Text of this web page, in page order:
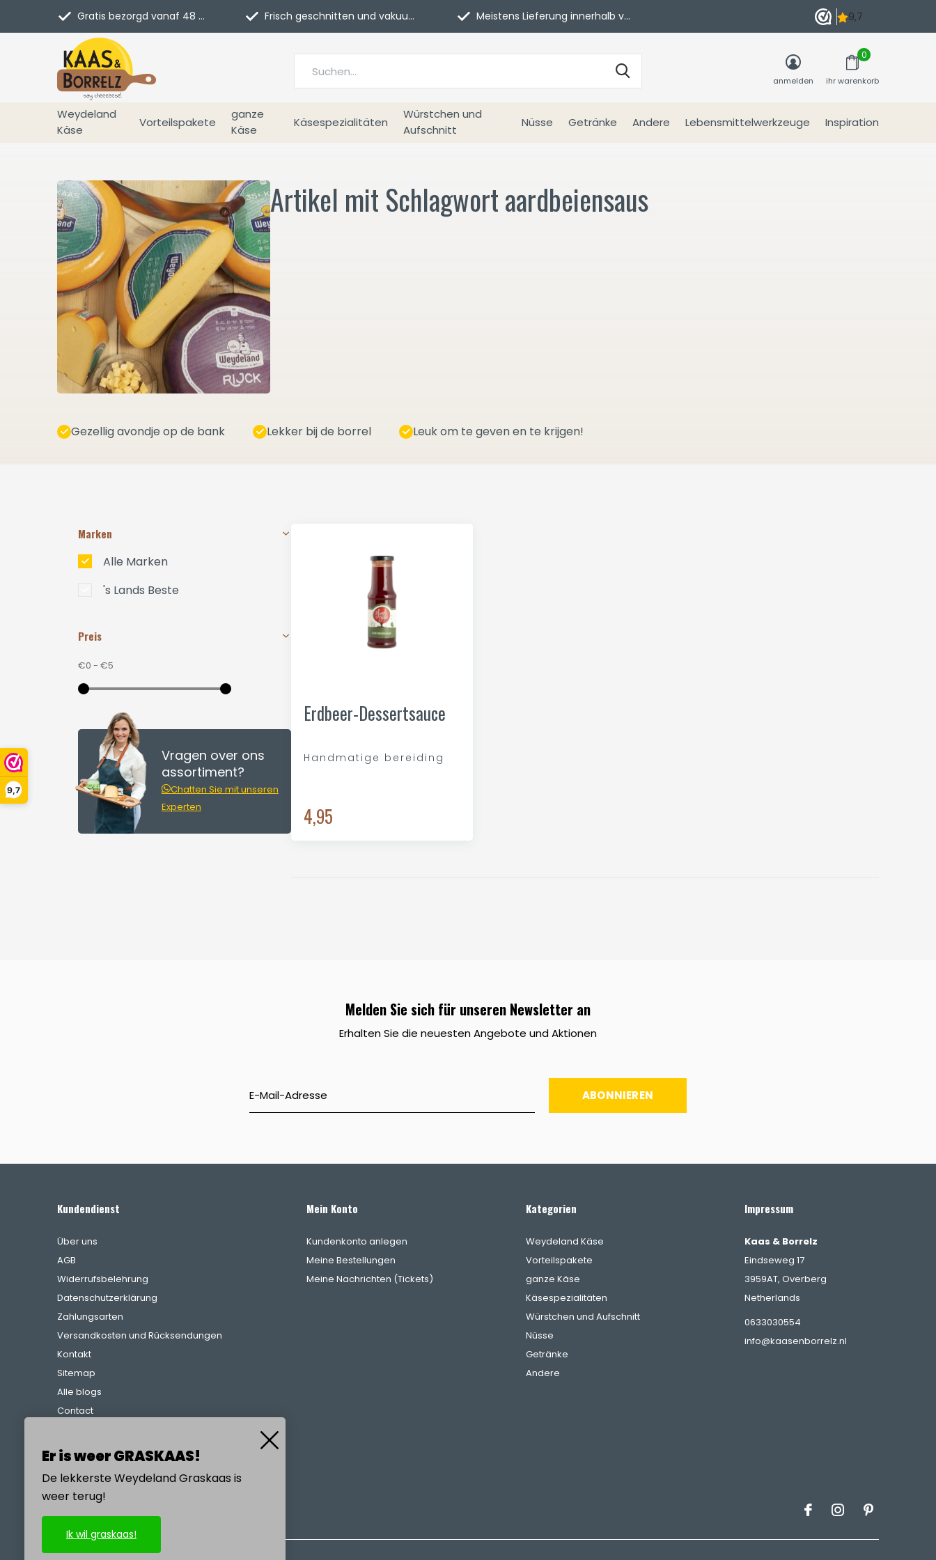
9,7
Weydeland
Käse
Vorteilspakete
ganze
Käse
Käsespezialitäten
Würstchen und
Aufschnitt
Nüsse Getränke Andere Lebensmittelwerkzeuge Inspiration
anmelden ihr warenkorb
0
Gratis bezorgd vanaf 48 euro in NL Frisch geschnitten und vakuumverpackt. Meistens Lieferung innerhalb von 3 Tagen
Artikel mit Schlagwort aardbeiensaus
Gezellig avondje op de bank Lekker bij de borrel Leuk om te geven en te krijgen!
Erdbeer-Dessertsauce
Handmatige bereiding
4,95
Marken
Alle Marken
's Lands Beste
Preis
€0 - €5
Vragen over ons
assortiment?
Chatten Sie mit unseren
Experten
Melden Sie sich für unseren Newsletter an
Erhalten Sie die neuesten Angebote und Aktionen
ABONNIEREN
Kundendienst
Über uns
AGB
Widerrufsbelehrung
Datenschutzerklärung
Zahlungsarten
Versandkosten und Rücksendungen
Kontakt
Sitemap
Alle blogs
Contact
Referenzen
Mein Konto
Kundenkonto anlegen
Meine Bestellungen
Meine Nachrichten (Tickets)
Kategorien
Weydeland Käse
Vorteilspakete
ganze Käse
Käsespezialitäten
Würstchen und Aufschnitt
Nüsse
Getränke
Andere
Impressum
Kaas & Borrelz
Eindseweg 17
3959AT, Overberg
Netherlands
0633030554
info@kaasenborrelz.nl
Er is weer GRASKAAS!
De lekkerste Weydeland Graskaas is
weer terug!
Ik wil graskaas!